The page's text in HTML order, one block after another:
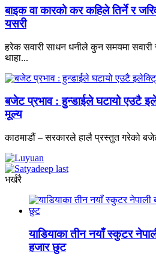
बाइक वा कारको कर कहिले तिर्ने र
यसरी
हरेक सवारी साधन धनीले कुन समयमा सवारी
थाहा...
बजेट प्रभाव : हुन्डाईले घटायो एउटै
मूल्य
काठमाडौं – सरकारले हालै प्रस्तुत गरेको
भर्खरै
याडियाका तीन नयाँ स्कुटर
हजार छुट